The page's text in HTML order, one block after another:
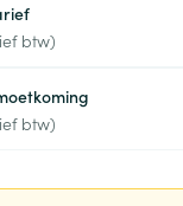
btw)
btw)